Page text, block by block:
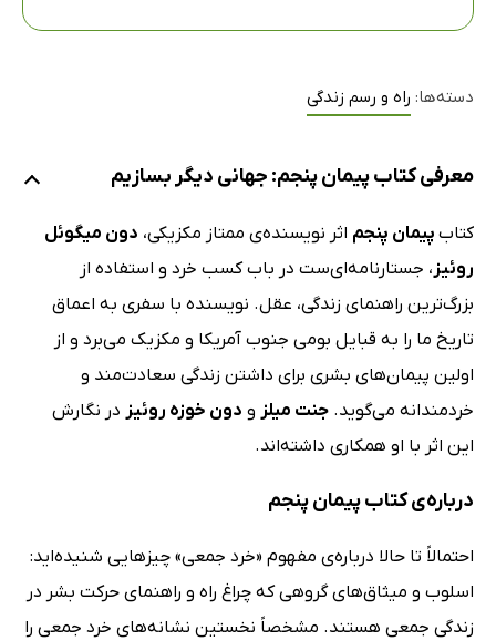
دسته‌ها: راه و رسم زندگی
معرفی کتاب پیمان پنجم: جهانی دیگر بسازیم
کتاب پیمان پنجم اثر نویسنده‌ی ممتاز مکزیکی، دون میگوئل
روئیز، جستارنامه‌ای‌ست در باب کسب خرد و استفاده از
بزرگ‌ترین راهنمای زندگی، عقل. نویسنده با سفری به اعماق
تاریخ ما را به قبایل بومی جنوب آمریکا و مکزیک می‌برد و از
اولین پیمان‌های بشری برای داشتن زندگی سعادت‌مند و
خردمندانه می‌گوید. جنت میلز و دون خوزه روئیز در نگارش
این اثر با او همکاری داشته‌اند.
دربار‌ه‌ی کتاب پیمان پنجم
احتمالاً تا حالا درباره‌ی مفهوم «خرد جمعی» چیزهایی شنیده‌اید:
اسلوب و میثاق‌های‌ گروهی که چراغ راه و راهنمای حرکت بشر در
زندگی جمعی هستند. مشخصاً نخستین نشانه‌های خرد جمعی را